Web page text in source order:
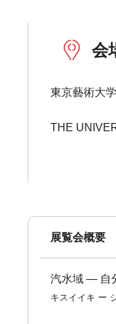
会
東京藝術大
THE
展覧会概要
汽水域 ― 自
キスイイキ ー